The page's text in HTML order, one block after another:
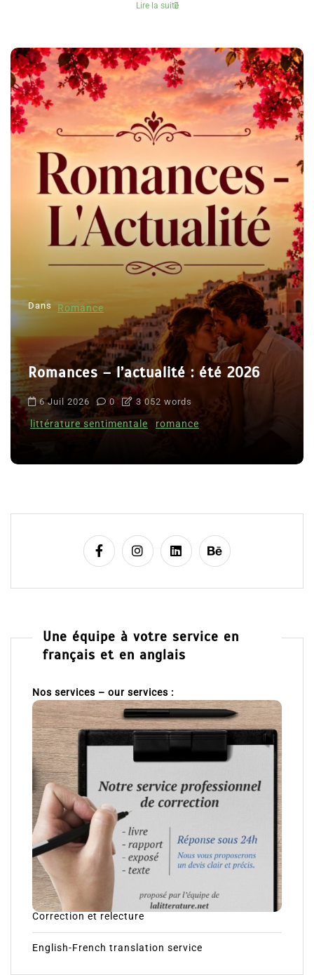
Lire la suite
Dans Romance
Romances – l’actualité : été 2026
6 Juil 2026 0 3 052 words
littérature sentimentale romance
Une équipe à votre service en
français et en anglais
Nos services – our services :
Correction et relecture
English-French translation service